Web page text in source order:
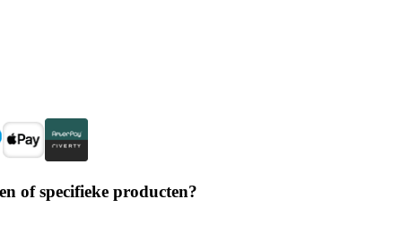
of specifieke producten?